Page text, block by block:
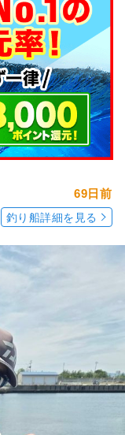
69日前
釣り船詳細を見る